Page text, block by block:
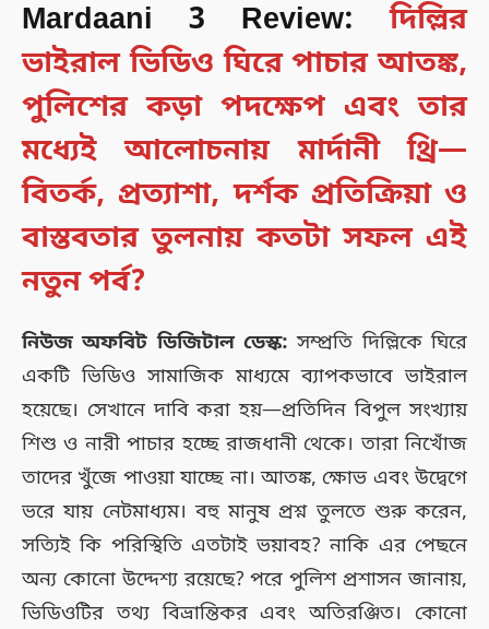
Mardaani 3 Review:দিল্লির
ভাইরাল ভিডিও ঘিরে পাচার আতঙ্ক,
পুলিশের কড়া পদক্ষেপ এবং তার
মধ্যেই আলোচনায় মার্দানী থ্রি—
বিতর্ক, প্রত্যাশা, দর্শক প্রতিক্রিয়া ও
বাস্তবতার তুলনায় কতটা সফল এই
নতুন পর্ব?
নিউজ অফবিট ডিজিটাল ডেস্ক: সম্প্রতি দিল্লিকে ঘিরে
একটি ভিডিও সামাজিক মাধ্যমে ব্যাপকভাবে ভাইরাল
হয়েছে। সেখানে দাবি করা হয়—প্রতিদিন বিপুল সংখ্যায়
শিশু ও নারী পাচার হচ্ছে রাজধানী থেকে। তারা নিখোঁজ
তাদের খুঁজে পাওয়া যাচ্ছে না। আতঙ্ক, ক্ষোভ এবং উদ্বেগে
ভরে যায় নেটমাধ্যম। বহু মানুষ প্রশ্ন তুলতে শুরু করেন,
সত্যিই কি পরিস্থিতি এতটাই ভয়াবহ? নাকি এর পেছনে
অন্য কোনো উদ্দেশ্য রয়েছে? পরে পুলিশ প্রশাসন জানায়,
ভিডিওটির তথ্য বিভ্রান্তিকর এবং অতিরঞ্জিত। কোনো